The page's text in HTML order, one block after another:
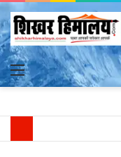
Menu